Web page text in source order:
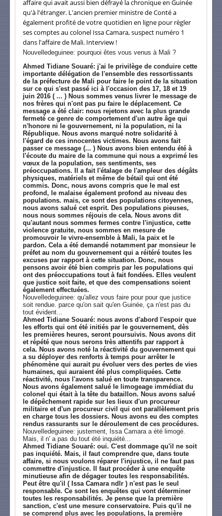
affaire qui avait aussi bien défrayé la chronique en Guinée
qu'à l'étranger. L'ancien premier ministre de Conté a
également profité de votre quotidien en ligne pour règler
ses comptes au colonel Issa Camara, suspect numéro 1
dans l'affaire de Mali. Interview !
Nouvelledeguinee: pourquoi êtes vous venus à Mali ?
Ahmed Tidiane Souaré: j'ai le privilège de conduire cette
importante délégation de l'ensemble des ressortissants
de la préfecture de Mali pour faire le point de la situation
sur ce qui s'est passé ici à l'occasion des 17, 18 et 19
juin 2016 ( ... ) Nous sommes venus livrer le message de
nos frères qui n'ont pas pu faire le déplacement. Ce
message a été clair: nous rejetons avec la plus grande
fermeté ce genre de comportement d'un autre âge qui
n'honore ni le gouvernement, ni la population, ni la
République. Nous avons marqué notre solidarité à
l'égard de ces innocentes victimes. Nous avons fait
passer ce message (... ) Nous avons bien entendu été à
l'écoute du maire de la commune qui nous a exprimé les
vœux de la population, ses sentiments, ses
préoccupations. Il a fait l'étalage de l'ampleur des dégâts
physiques, matériels et même de bétail qui ont été
commis. Donc, nous avons compris que le mal est
profond, le malaise également profond au niveau des
populations. mais, ce sont des populations citoyennes,
nous avons salué cet esprit. Des populations pieuses,
nous nous sommes réjouis de cela. Nous avons dit
qu'autant nous sommes fermes contre l'injustice, cette
violence gratuite, nous sommes en mesure de
promouvoir le vivre-ensemble à Mali, la paix et le
pardon. Cela a été demandé notamment par monsieur le
préfet au nom du gouvernement qui a réitéré toutes les
excuses par rapport à cette situation. Donc, nous
pensons avoir été bien compris par les populations qui
ont des préoccupations tout à fait fondées. Elles veulent
que justice soit faite, et que des compensations soient
également effectuées.
Nouvelledeguinee: qu'allez vous faire pour pour que justice
soit rendue. parce qu'on sait qu'en Guinée, ça n'est pas du
tout évident...
Ahmed Tidiane Souaré: nous avons d'abord l'espoir que
les efforts qui ont été initiés par le gouvernement, dès
les premières heures, seront poursuivis. Nous avons dit
et répété que nous serons très attentifs par rapport à
cela. Nous avons noté la réactivité du gouvernement qui
a su déployer des renforts à temps pour arrêter le
phénomène qui aurait pu évoluer vers des pertes de vies
humaines, qui auraient été plus compliquées. Cette
réactivité, nous l'avons salué en toute transparence.
Nous avons également salué le limogeage immédiat du
colonel qui était à la tête du bataillon. Nous avons salué
le dépêchement rapide sur les lieux d'un procureur
militaire et d'un procureur civil qui ont parallèlement pris
en charge tous les dossiers. Nous avons eu des comptes
rendus rassurants sur le déroulement de ces procédures.
Nouvelledeguinee: justement, Issa Camara a été limogé.
Mais, il n' a pas du tout été inquiété...
Ahmed Tidiane Souaré: oui. C'est dommage qu'il ne soit
pas inquiété. Mais, il faut comprendre que, dans toute
affaire, si nous voulons réparer l'injustice, il ne faut pas
commettre d'injustice. Il faut procéder à une enquête
minutieuse afin de dégager toutes les responsabilités.
Peut être qu'il ( Issa Camara ndlr ) n'est pas le seul
responsable. Ce sont les enquêtes qui vont déterminer
toutes les responsabilités. Je pense que la première
sanction, c'est une mesure conservatoire. Puis qu'il ne
se comprend plus avec les populations, la première